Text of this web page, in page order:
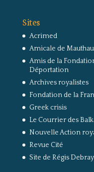
Sites
Acrimed
Amicale de
Amis de la
Déportation
Archives royalistes
Fondation de la
Greek crisis
Le Courrier des
Nouvelle Action
Revue Cité
Site de Régis Debray